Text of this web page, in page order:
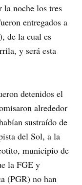
la noche los tres
entregados a
de la cual es
y será esta
detenidos el
alrededor
sustraído de
del Sol, a la
municipio de
la FGE y
(PGR) no han